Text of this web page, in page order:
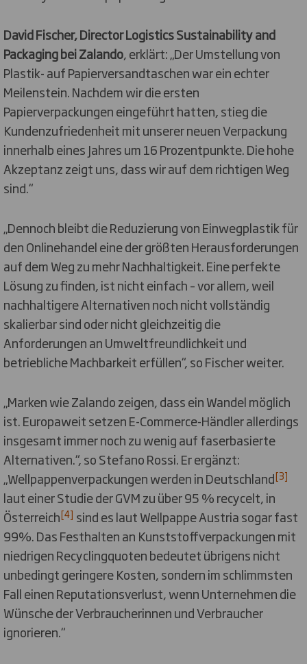
David Fischer, Director Logistics Sustainability and
Packaging bei Zalando, erklärt: „Der Umstellung von
Plastik- auf Papierversandtaschen war ein echter
Meilenstein. Nachdem wir die ersten
Papierverpackungen eingeführt hatten, stieg die
Kundenzufriedenheit mit unserer neuen Verpackung
innerhalb eines Jahres um 16 Prozentpunkte. Die hohe
Akzeptanz zeigt uns, dass wir auf dem richtigen Weg
sind.“
„Dennoch bleibt die Reduzierung von Einwegplastik für
den Onlinehandel eine der größten Herausforderungen
auf dem Weg zu mehr Nachhaltigkeit. Eine perfekte
Lösung zu finden, ist nicht einfach – vor allem, weil
nachhaltigere Alternativen noch nicht vollständig
skalierbar sind oder nicht gleichzeitig die
Anforderungen an Umweltfreundlichkeit und
betriebliche Machbarkeit erfüllen“, so Fischer weiter.
„Marken wie Zalando zeigen, dass ein Wandel möglich
ist. Europaweit setzen E-Commerce-Händler allerdings
insgesamt immer noch zu wenig auf faserbasierte
Alternativen.“, so Stefano Rossi. Er ergänzt:
„Wellpappenverpackungen werden in Deutschland[3]
laut einer Studie der GVM zu über 95 % recycelt, in
Österreich[4] sind es laut Wellpappe Austria sogar fast
99%. Das Festhalten an Kunststoffverpackungen mit
niedrigen Recyclingquoten bedeutet übrigens nicht
unbedingt geringere Kosten, sondern im schlimmsten
Fall einen Reputationsverlust, wenn Unternehmen die
Wünsche der Verbraucherinnen und Verbraucher
ignorieren.“